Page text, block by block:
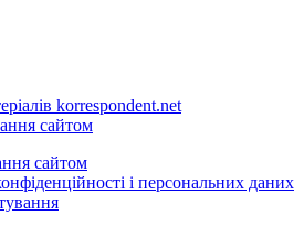
korrespondent.net
сайтом
сайтом
і персональних даних